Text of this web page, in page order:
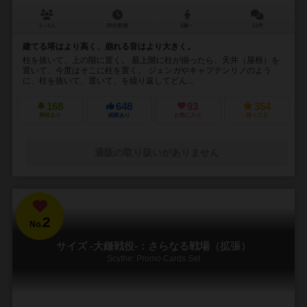
建てる塔はより高く、崩れる音はより大きく。
柱を抜いて、上の階に置く。 最上階に柱が揃ったら、天井（屋根）を
置いて、今度はそこに柱を置く。 ジェンガやキャプテンリノのよう
に、柱を抜いて、置いて、を繰り返してどん...
168
興味あり
648
経験あり
93
お気に入り
354
持ってる
No.2
サイズ -大鎌戦役-：さらなる戦場（拡張）
Scythe: Promo Cards Set